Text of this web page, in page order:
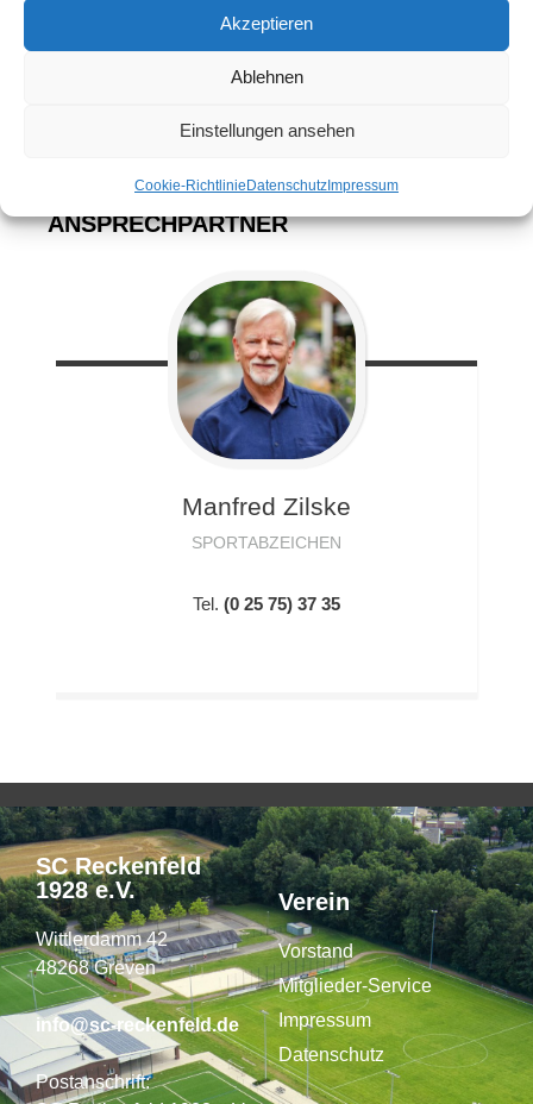
Akzeptieren
Ablehnen
Einstellungen ansehen
Cookie-RichtlinieDatenschutzImpressum
ANSPRECHPARTNER
Manfred Zilske
SPORTABZEICHEN
Tel. (0 25 75) 37 35
SC Reckenfeld
1928 e.V.
Wittlerdamm 42
48268 Greven
info@sc-reckenfeld.de
Postanschrift:
Verein
Vorstand
Mitglieder-Service
Impressum
Datenschutz